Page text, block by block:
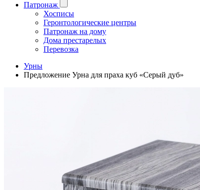
Патронаж
Хосписы
Геронтологические центры
Патронаж на дому
Дома престарелых
Перевозка
Урны
Предложение Урна для праха куб «Серый дуб»